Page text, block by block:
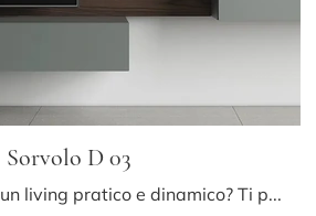
Sorvolo D 03
Vuoi ammobiliare un living pratico e dinamico? Ti presentiamo la parete attrezzata Sorvolo D 03 Fimar dalle forme decise moderne.